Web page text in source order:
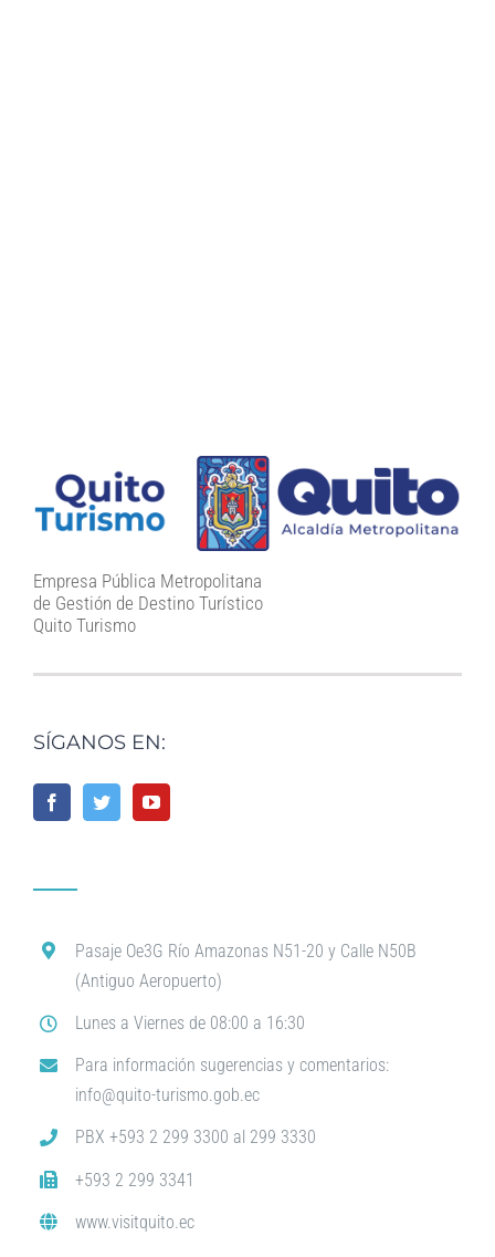
Empresa Pública Metropolitana
de Gestión de Destino Turístico
Quito Turismo
SÍGANOS EN:
Pasaje Oe3G Río Amazonas N51-20 y Calle N50B
(Antiguo Aeropuerto)
Lunes a Viernes de 08:00 a 16:30
Para información sugerencias y comentarios:
info@quito-turismo.gob.ec
PBX +593 2 299 3300 al 299 3330
+593 2 299 3341
www.visitquito.ec